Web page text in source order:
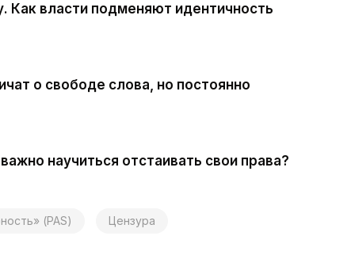
Как власти подменяют идентичность
о свободе слова, но постоянно
научиться отстаивать свои права?
(PAS) Цензура